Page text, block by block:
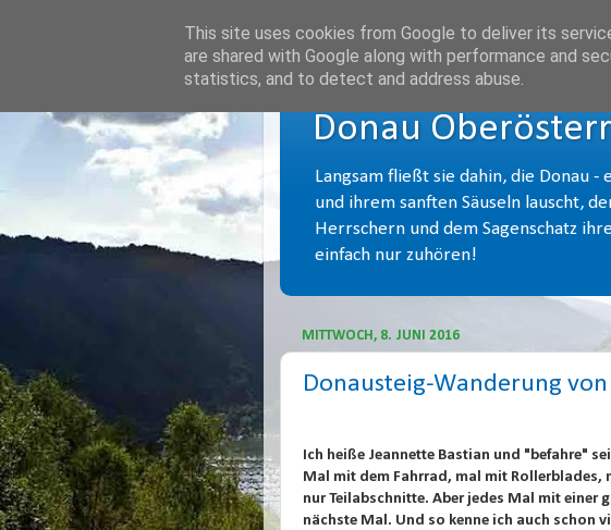
Donau
Langsam fließt sie dahin, die Donau
und ihrem sanften Säuseln lauscht,
Herrschern und dem Sagenschatz
einfach nur zuhören!
MITTWOCH, 8. JUNI 2016
Donausteig-Wanderung von
Ich heiße Jeannette Bastian und "befahre"
Mal mit dem Fahrrad, mal mit Rollerblades,
nur Teilabschnitte. Aber jedes Mal mit einer
nächste Mal. Und so kenne ich auch schon
This site uses cookies from Google to deliver its
are shared with Google along with performance and
statistics, and to detect and address abuse.